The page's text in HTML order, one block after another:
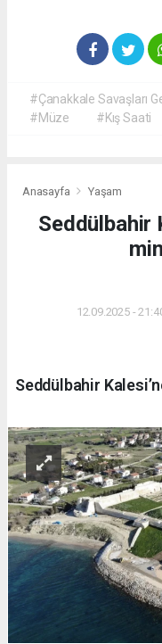
#Çanakkale Savaşları
#Müze
#Kış Saati
Anasayfa Yaşam
Seddülbahir
12.09.2025 -
Seddülbahir